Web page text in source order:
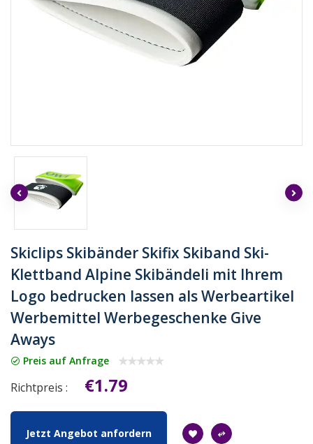
Skiclips Skibänder Skifix Skiband Ski-
Klettband Alpine Skibändeli mit Ihrem
Logo bedrucken lassen als Werbeartikel
Werbemittel Werbegeschenke Give
Aways
Preis auf Anfrage
Richtpreis : €1.79
Jetzt Angebot anfordern